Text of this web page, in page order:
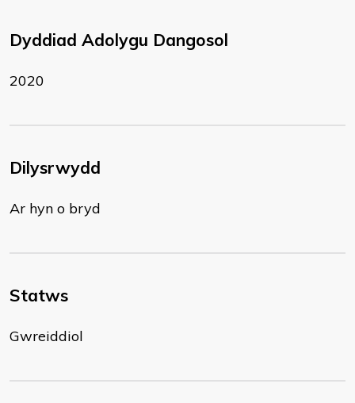
Dyddiad Adolygu Dangosol
2020
Dilysrwydd
Ar hyn o bryd
Statws
Gwreiddiol